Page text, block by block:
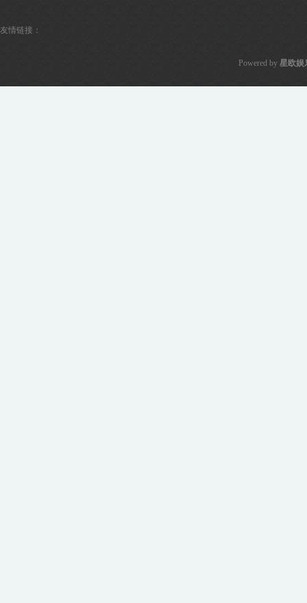
友情链接：
Powered by 星欧娱